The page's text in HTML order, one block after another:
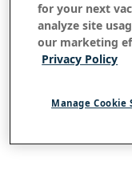
ることは、幸せなカ
追加するだけでなく
続ける「思い出すと
ません!私たちはあな
マンチックな休暇を
for your next
analyze site
our marketing
Privacy Policy
Manage Cookie